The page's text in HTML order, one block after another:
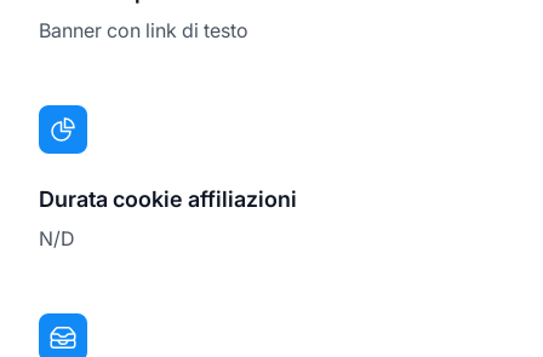
Banner con link di testo
Durata cookie affiliazioni
N/D